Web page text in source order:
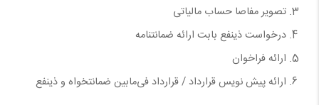
تصویر مفاصا حساب مالیاتی
درخواست ذینفع بابت ارائه ضمانتنامه
ارائه فراخوان
ارائه پیش نویس قرارداد ‏/ قرارداد فی‌مابین ضمانتخواه و ذینفع